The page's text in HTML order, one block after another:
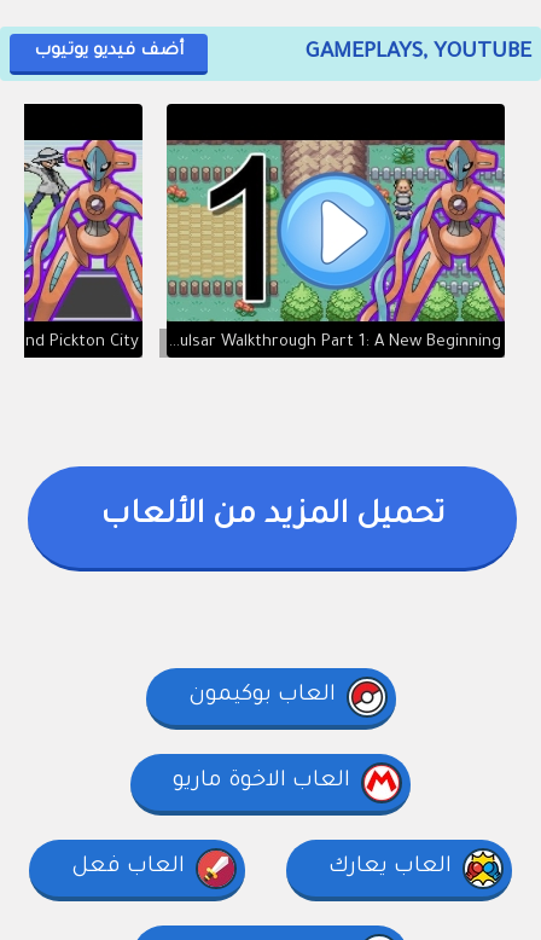
GAMEPLAYS, YOUTUBE أضف فيديو يوتيوب
Pokemon Pulsar Walkthrough Part 1: A New Beginning
تحميل المزيد من الألعاب
العاب بوكيمون
العاب الاخوة ماريو
العاب يعارك العاب فعل